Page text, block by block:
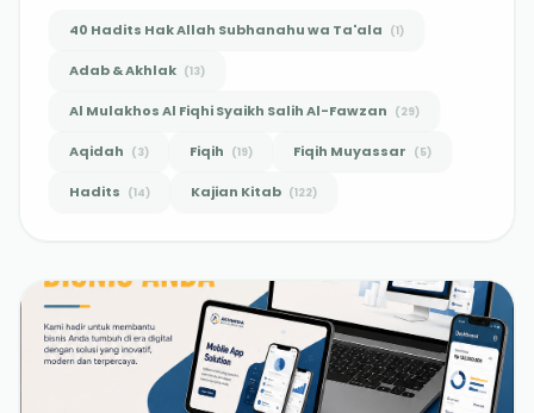
40 Hadits Hak Allah Subhanahu wa Ta'ala (1)
Adab & Akhlak (13)
Al Mulakhos Al Fiqhi Syaikh Salih Al-Fawzan (29)
Aqidah (3) Fiqih (19) Fiqih Muyassar (5)
Hadits (14) Kajian Kitab (122)